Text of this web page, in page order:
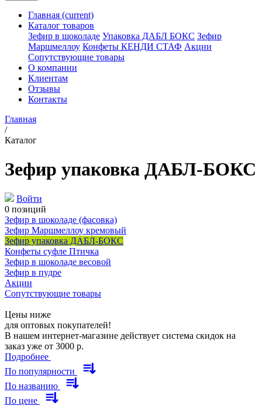
Главная (current)
Каталог товаров
Зефир в шоколаде Упаковка ДАБЛ БОКС Зефир
Маршмеллоу Конфеты КЕНДИ СТАФ Акции
Сопутствующие товары
О компании
Клиентам
Отзывы
Контакты
Главная
/
Каталог
Зефир упаковка ДАБЛ-БОКС
Войти
0 позиций
Зефир в шоколаде (фасовка)
Зефир Маршмеллоу кремовый
Зефир упаковка ДАБЛ-БОКС
Конфеты суфле Птичка
Зефир в шоколаде весовой
Зефир в пудре
Акции
Сопутствующие товары
Цены ниже
для оптовых покупателей!
В нашем интернет-магазине действует система скидок на
заказ уже от 3000 р.
Подробнее
По популярности
По названию
По цене